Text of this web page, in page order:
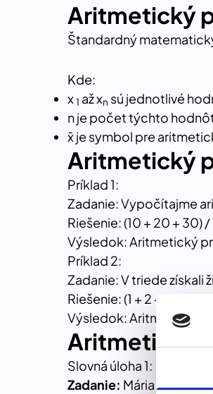
Aritmetický
Štandardný
Kde:
x1 až xn sú jednotlivé
n je počet týchto
x̄je symbol pre
Aritmetický
Príklad 1:
Zadanie: Vypočítajme
Riešenie: (10 + 20 + 30)
Výsledok: Aritmetický
Príklad 2:
Zadanie: V triede získali
Riešenie: (1 + 2 + 3 + 2 +
Výsledok: Aritmetický
Aritmetický
Slovná úloha 1:
Zadanie: Mária